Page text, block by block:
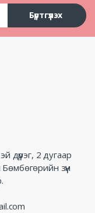
Бүртгүүлэх
дүүрэг, 2 дугаар
зүүн